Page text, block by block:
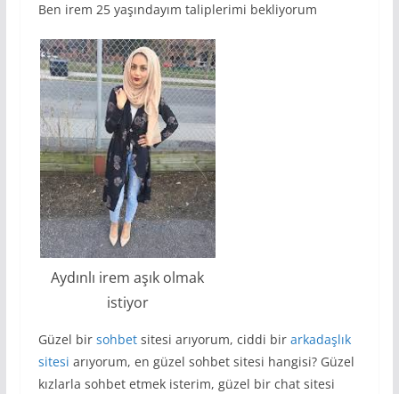
Ben irem 25 yaşındayım taliplerimi bekliyorum
Aydınlı irem aşık olmak
istiyor
Güzel bir sohbetsitesi arıyorum, ciddi bir arkadaşlık
sitesi arıyorum, en güzel sohbet sitesi hangisi? Güzel
kızlarla sohbet etmek isterim, güzel bir chat sitesi